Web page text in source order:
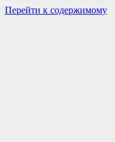
Перейти к содержимому